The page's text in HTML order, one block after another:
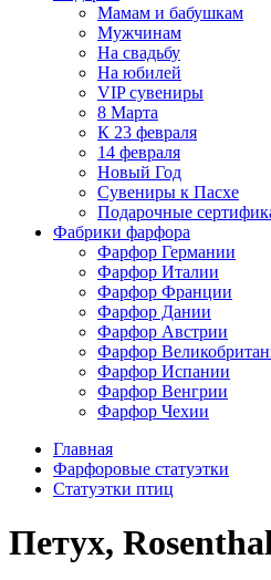
Мамам и бабушкам
Мужчинам
На свадьбу
На юбилей
VIP сувениры
8 Марта
К 23 февраля
14 февраля
Новый Год
Сувениры к Пасхе
Подарочные
Фабрики фарфора
Фарфор Германии
Фарфор Италии
Фарфор Франции
Фарфор Дании
Фарфор Австрии
Фарфор
Фарфор Испании
Фарфор Венгрии
Фарфор Чехии
Главная
Фарфоровые статуэтки
Cтатуэтки птиц
Петух,